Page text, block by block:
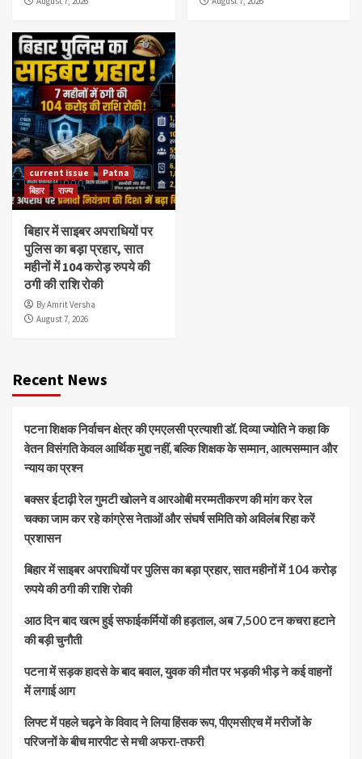
current issue
Patna
बिहार
राज्य
बिहार में साइबर अपराधियों पर
पुलिस का बड़ा प्रहार, सात
महीनों में 104 करोड़ रुपये की
ठगी की राशि रोकी
By Amrit Versha
August 7, 2026
Recent News
पटना शिक्षक निर्वाचन क्षेत्र की एमएलसी प्रत्याशी डॉ. दिव्या ज्योति ने कहा कि
वेतन विसंगति केवल आर्थिक मुद्दा नहीं, बल्कि शिक्षक के सम्मान, आत्मसम्मान और
न्याय का प्रश्न
बक्सर ईटाढ़ी रेल गुमटी खोलने व आरओबी मरम्मतीकरण की मांग कर रेल
चक्का जाम कर रहे कांग्रेस नेताओं और संघर्ष समिति को अविलंब रिहा करें
प्रशासन
बिहार में साइबर अपराधियों पर पुलिस का बड़ा प्रहार, सात महीनों में 104 करोड़
रुपये की ठगी की राशि रोकी
आठ दिन बाद खत्म हुई सफाईकर्मियों की हड़ताल, अब 7,500 टन कचरा हटाने
की बड़ी चुनौती
पटना में सड़क हादसे के बाद बवाल, युवक की मौत पर भड़की भीड़ ने कई वाहनों
में लगाई आग
लिफ्ट में पहले चढ़ने के विवाद ने लिया हिंसक रूप, पीएमसीएच में मरीजों के
परिजनों के बीच मारपीट से मची अफरा-तफरी